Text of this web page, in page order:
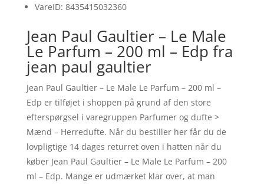
VareID: 8435415032360
Jean Paul Gaultier – Le Male
Le Parfum – 200 ml – Edp fra
jean paul gaultier
Jean Paul Gaultier – Le Male Le Parfum – 200 ml –
Edp er tilføjet i shoppen på grund af den store
efterspørgsel i varegruppen Parfumer og dufte >
Mænd – Herredufte. Når du bestiller her får du de
lovpligtige 14 dages returret oven i hatten når du
køber Jean Paul Gaultier – Le Male Le Parfum – 200
ml – Edp. Mange er udmærket klar over, at man